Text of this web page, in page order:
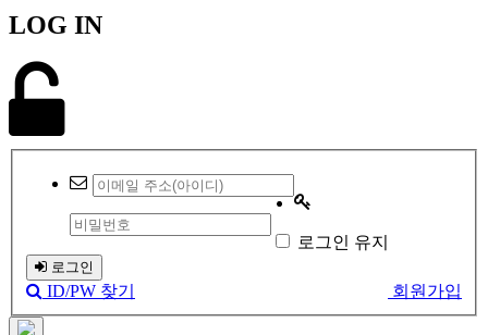
LOG IN
로그인 유지
로그인
회원가입
ID/PW 찾기